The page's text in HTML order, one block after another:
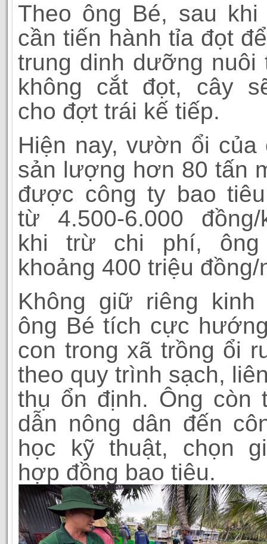
Theo ông Bé, sau khi
cần tiến hành tỉa đọt
trung dinh dưỡng nuôi
không cắt đọt, cây
cho đợt trái kế tiếp.
Hiện nay, vườn ổi của
sản lượng hơn 80 tấn
được công ty bao
từ 4.500-6.000
khi trừ chi phí,
khoảng 400 triệu đồng/
Không giữ riêng kinh
ông Bé tích cực
con trong xã trồng ổi
theo quy trình sạch,
thụ ổn định. Ông còn
dẫn nông dân đến
học kỹ thuật, chọn
hợp đồng bao tiêu.